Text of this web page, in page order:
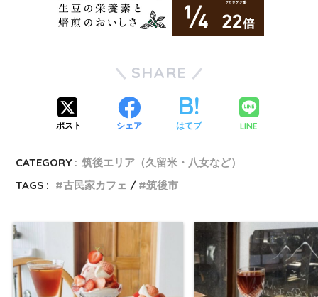
SHARE
ポスト シェア はてブ LINE
CATEGORY : 筑後エリア（久留米・八女など）
TAGS :
古民家カフェ 筑後市